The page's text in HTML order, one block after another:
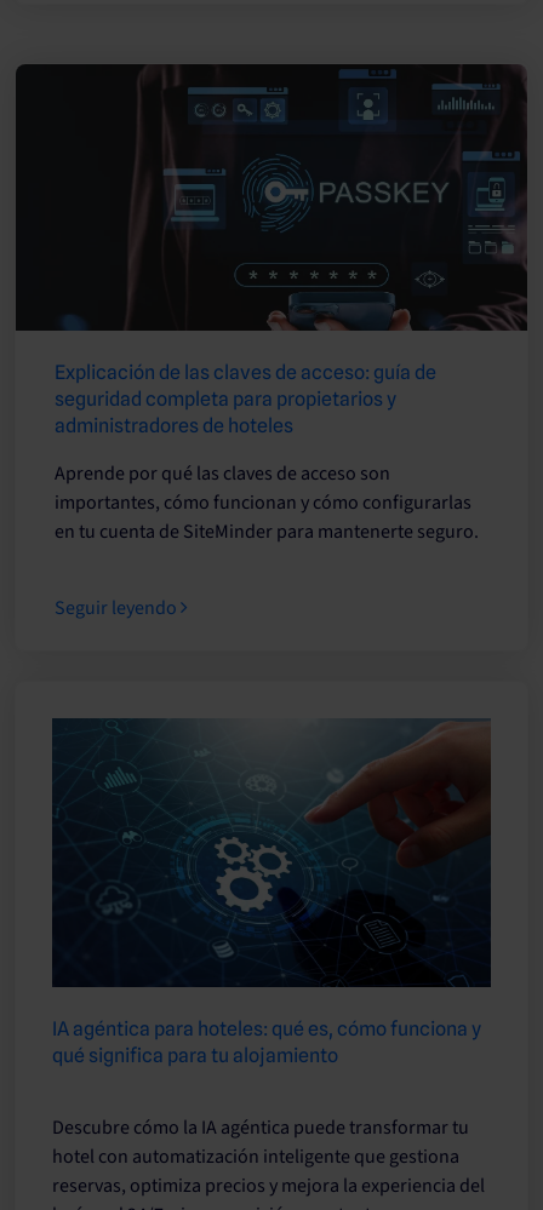
Explicación de las claves de acceso: guía de
seguridad completa para propietarios y
administradores de hoteles
Aprende por qué las claves de acceso son
importantes, cómo funcionan y cómo configurarlas
en tu cuenta de SiteMinder para mantenerte seguro.
Seguir leyendo
IA agéntica para hoteles: qué es, cómo funciona y
qué significa para tu alojamiento
Descubre cómo la IA agéntica puede transformar tu
hotel con automatización inteligente que gestiona
reservas, optimiza precios y mejora la experiencia del